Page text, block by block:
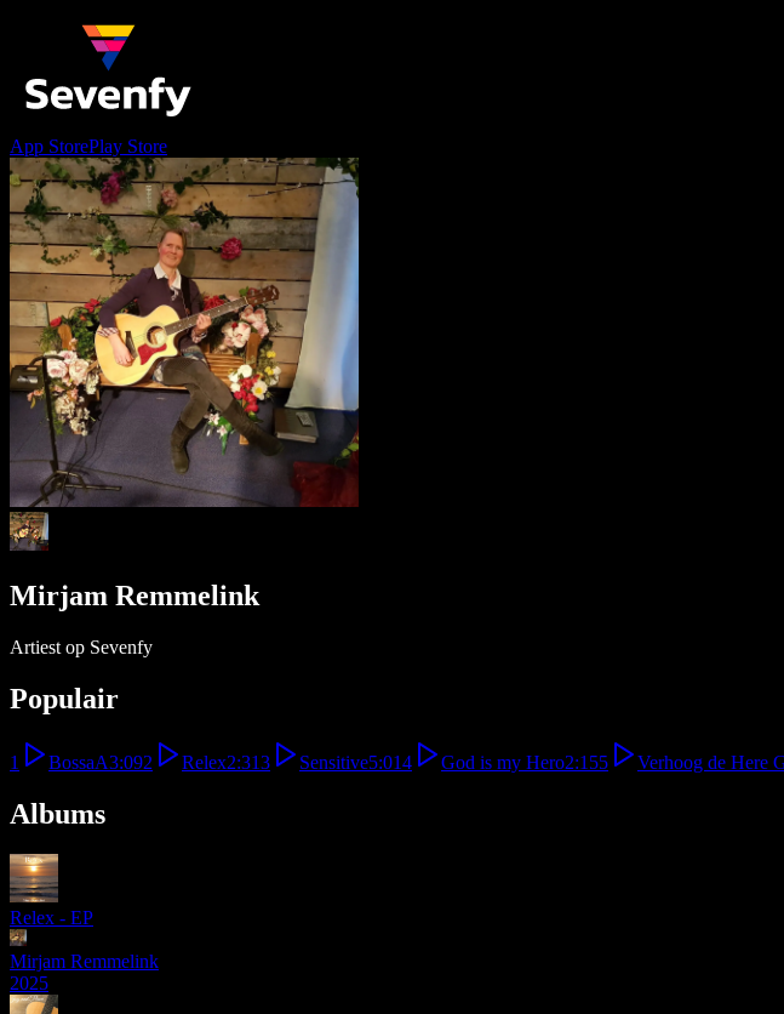
App StorePlay Store
Mirjam Remmelink
Artiest op Sevenfy
Populair
1 BossaA3:092 Relex2:313 Sensitive5:014 God is my Hero2:155 Verhoog de Here
Albums
Relex - EP
Mirjam Remmelink
2025